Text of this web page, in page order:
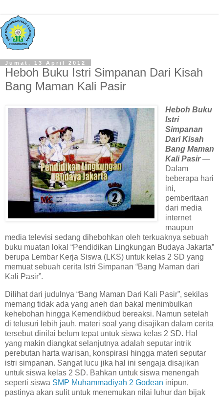
Jumat, 13 April 2012
Heboh Buku Istri Simpanan Dari Kisah
Bang Maman Kali Pasir
Heboh Buku
Istri
Simpanan
Dari Kisah
Bang Maman
Kali Pasir—
Dalam
beberapa hari
ini,
pemberitaan
dari media
internet
maupun
media televisi sedang dihebohkan oleh terkuaknya sebuah
buku muatan lokal “Pendidikan Lingkungan Budaya Jakarta”
berupa Lembar Kerja Siswa (LKS) untuk kelas 2 SD yang
memuat sebuah cerita Istri Simpanan “Bang Maman dari
Kali Pasir”.
Dilihat dari judulnya “Bang Maman Dari Kali Pasir”, sekilas
memang tidak ada yang aneh dan bakal menimbulkan
kehebohan hingga Kemendikbud bereaksi. Namun setelah
di telusuri lebih jauh, materi soal yang disajikan dalam cerita
tersebut dinilai belum tepat untuk siswa kelas 2 SD. Hal
yang makin diangkat selanjutnya adalah seputar intrik
perebutan harta warisan, konspirasi hingga materi seputar
istri simpanan. Sangat lucu jika hal ini sengaja disajikan
untuk siswa kelas 2 SD. Bahkan untuk siswa menengah
seperti siswa SMP Muhammadiyah 2 Godean inipun,
pastinya akan sulit untuk menemukan nilai luhur dan bijak